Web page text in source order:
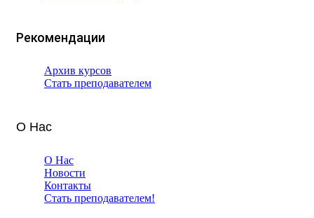
Рекомендации
Архив курсов
Стать преподавателем
О Нас
О Нас
Новости
Контакты
Стать преподавателем!